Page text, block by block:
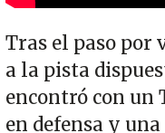
Tras el paso por
a la pista
encontró con un
en defensa y